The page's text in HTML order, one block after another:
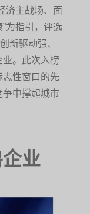
济主战场、面
为指引，评选
新驱动强、
。此次入榜
志性窗口的先
中撑起城市
业